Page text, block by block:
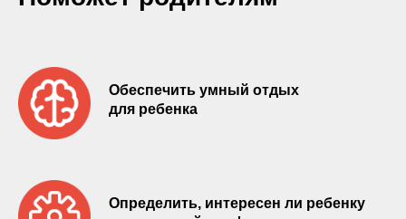
Обеспечить умный отдых
для ребенка
Определить, интересен ли ребенку